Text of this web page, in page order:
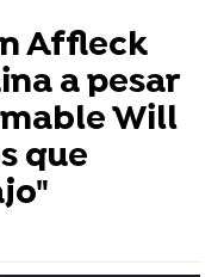
Affleck
a pesar
Will
que